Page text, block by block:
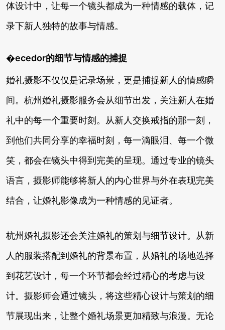
体设计中，让每一个镜头都成为一种情感的载体，记
录下新人独特的故事与情感。
�ecedor的细节与情感的捕捉
婚礼摄影不仅仅是记录场景，更是捕捉新人的情感瞬
间。杭州婚礼摄影服务会从细节出发，关注新人在婚
礼中的每一个重要时刻。从新人交换戒指的那一刻，
到他们共同分享的幸福时刻，每一滴眼泪、每一个微
笑，都会在镜头中得到完美的呈现。通过专业的镜头
语言，摄影师能够将新人的内心世界与外在表现完美
结合，让婚礼影像成为一种情感的见证者。
杭州婚礼摄影还会关注婚礼的策划与细节设计。从新
人的服装搭配到婚礼的背景布置，从婚礼的场地选择
到花艺设计，每一个环节都会经过精心的考虑与设
计。摄影师会通过镜头，将这些精心设计与策划的细
节展现出来，让整个婚礼场景更加精致与浪漫。无论